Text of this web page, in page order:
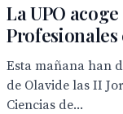
La UPO
Esta mañana han
de Olavide las II
Ciencias de...